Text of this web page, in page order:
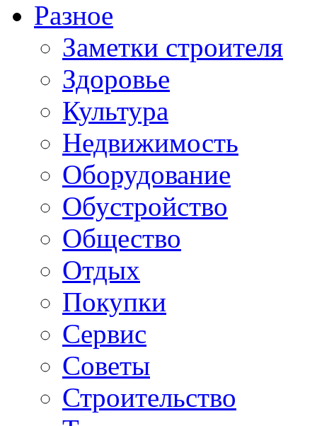
Разное
Заметки строителя
Здоровье
Культура
Недвижимость
Оборудование
Обустройство
Общество
Отдых
Покупки
Сервис
Советы
Строительство